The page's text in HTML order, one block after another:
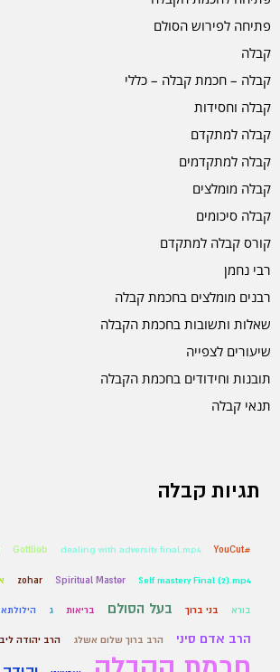
פתיחה לפירוש הסולם
קבלה
קבלה – חכמת קבלה – כללי
קבלה וחסידות
קבלה למתקדם
קבלה למתקדמים
קבלה מומלצים
קבלה סיכומים
קורס קבלה למתקדם
רבי נחמן
רבנים מומלצים בחכמת קבלה
שאלות ותשובות בחכמת הקבלה
שיעורים לצפייה
תובנות וחידודים בחכמת הקבלה
תנאי קבלה
תגיות קבלה
#YouCut
dealing with adversity final.mp4
Gottlieb
Self mastery Final (2).mp4
Spiritual Master
zohar
בורא בני ברוך בעל הסולם בריאות ג
הרב אדם סיני הרב ברוך שלום אשלג הרב יהודה